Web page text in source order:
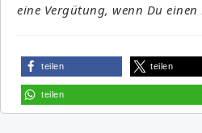
eine Vergütung, wenn Du
teilen teilen
teilen